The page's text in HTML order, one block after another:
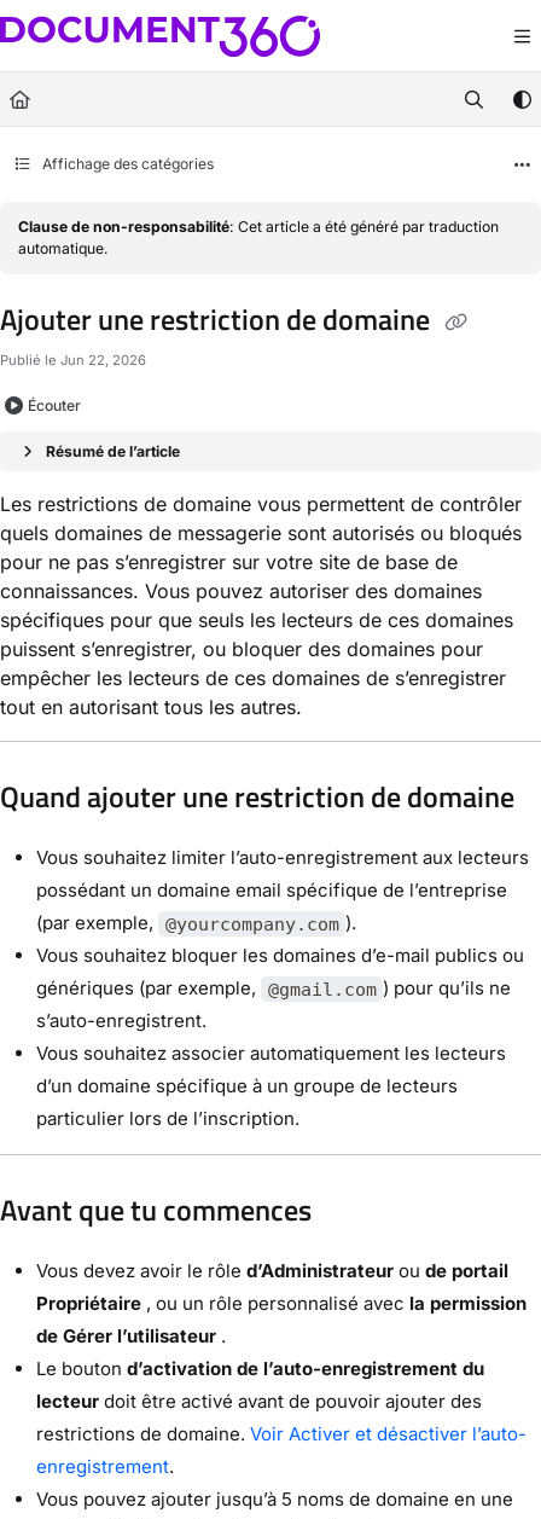
Documentation Index
Fetch the complete documentation index at:https://docs.document360.com/
Use this file to discover all available pages before exploring further.
Affichage des catégories
Clause de non-responsabilité: Cet article a été généré par traduction
automatique.
Ajouter une restriction de domaine
Publié le Jun 22, 2026
Écouter
Résumé de l’article
Les restrictions de domaine vous permettent de contrôler
quels domaines de messagerie sont autorisés ou bloqués
pour ne pas s’enregistrer sur votre site de base de
connaissances. Vous pouvez autoriser des domaines
spécifiques pour que seuls les lecteurs de ces domaines
puissent s’enregistrer, ou bloquer des domaines pour
empêcher les lecteurs de ces domaines de s’enregistrer
tout en autorisant tous les autres.
Quand ajouter une restriction de domaine
Vous souhaitez limiter l’auto-enregistrement aux lecteurs
possédant un domaine email spécifique de l’entreprise
(par exemple,
@yourcompany.com ).
Vous souhaitez bloquer les domaines d’e-mail publics ou
génériques (par exemple,
@gmail.com ) pour qu’ils ne
s’auto-enregistrent.
Vous souhaitez associer automatiquement les lecteurs
d’un domaine spécifique à un groupe de lecteurs
particulier lors de l’inscription.
Avant que tu commences
Vous devez avoir le rôle d’Administrateur ou de portail
Propriétaire , ou un rôle personnalisé avec la permission
de Gérer l’utilisateur .
Le bouton d’activation de l’auto-enregistrement du
lecteur doit être activé avant de pouvoir ajouter des
restrictions de domaine. Voir Activer et désactiver l’auto-
enregistrement.
Vous pouvez ajouter jusqu’à 5 noms de domaine en une